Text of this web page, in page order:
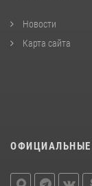
Новости
Карта сайта
ОФИЦИАЛЬНЫЕ